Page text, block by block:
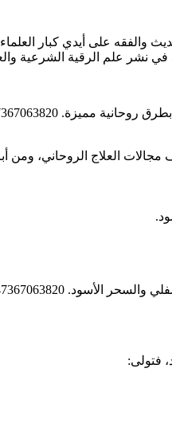
والفقه على أيدي كبار
نشر علم الرقية الشرعية
العلاج الروحاني، ومن
فتولى: